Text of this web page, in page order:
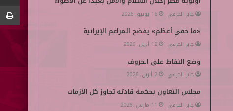
جابر الحرمي 16 يونيو, 2026
«ما خفي أعظم» يفضح المزاعم الإيرانية
جابر الحرمي 12 أبريل, 2026
وضع النقاط على الحروف
جابر الحرمي 2 أبريل, 2026
مجلس التعاون بحكمة قادته تجاوز كل الأزمات
جابر الحرمي 11 مارس, 2026